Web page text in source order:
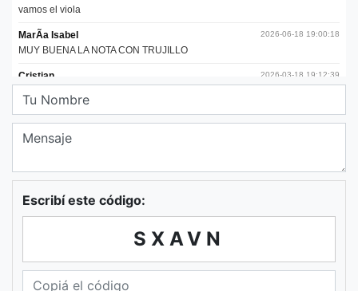
Escribí este código:
SXAVN